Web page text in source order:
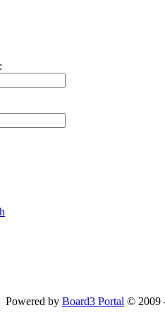
Powered by Board3 Portal © 2009